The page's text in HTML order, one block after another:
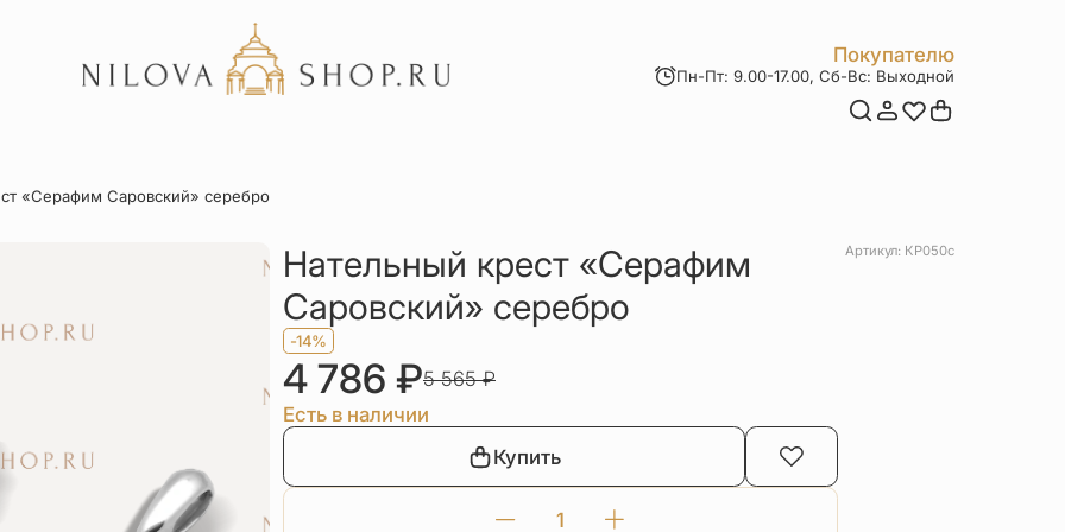
Покупателю
Акции
Пн-Пт: 9.00-17.00, Сб-Вс: Выходной
Акции
«Серафим Саровский» серебро
Нательный крест «Серафим
Саровский» серебро
Артикул: КР050с
-14%
4 786 ₽5 565₽
Есть в наличии
Купить